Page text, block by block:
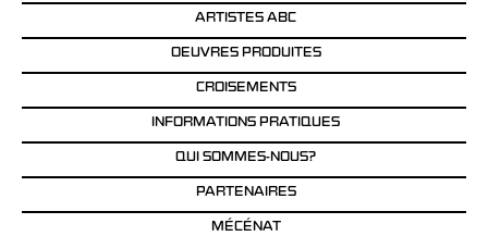
ARTISTES ABC
OEUVRES PRODUITES
CROISEMENTS
INFORMATIONS PRATIQUES
QUI SOMMES-NOUS?
PARTENAIRES
MÉCÉNAT